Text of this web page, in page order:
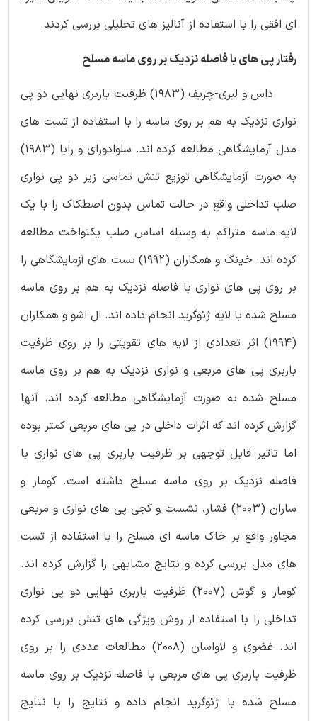
ای افقی را با استفاده از آنالیز های تحلیلی بررسی کردند.
رفتار پی های با فاصله نزدیک بر روی ماسه مسلح
داس و لبری-چریف (1983) ظرفیت باربری نهایی دو پی
نواری نزدیک به هم بر روی ماسه را با استفاده از تست های
مدل آزمایشگاهی مطالعه کرده اند. سلوادورای و رابا (1983)
به صورت آزمایشگاهی توزیع تنش تماسی زیر دو پی نواری
صلب تداخلی واقع در حالت تماس بدون اصطکاک را با یک
لایه ماسه متراکم به وسیله اساس صلب یکنواخت مطالعه
کرده اند. خینگ و همکاران (1992) تست های آزمایشگاهی را
بر روی پی های نواری با فاصله نزدیک به هم بر روی ماسه
مسلح شده با لایه ژئوگرید انجام داده اند. ال اشو و همکاران
(1994) اثر تعدادی از لایه های تقویتی را بر روی ظرفیت
باربری پی های مربعی و نواری نزدیک به هم بر روی ماسه
مسلح شده به صورت آزمایشگاهی مطالعه کرده اند. آنها
گزارش کرده اند که اثرات داخلی در پی های مربعی کمتر بوده
اما تاثیر قابل توجهی بر ظرفیت باربری پی های نواری با
فاصله نزدیک بر روی ماسه مسلح داشته است. کومار و
ساران (2003) فشار، نشست و کجی پی های نواری و مربعی
مجاور واقع بر خاک ماسه ای مسلح را با استفاده از تست
های مدل بررسی کرده و نتایج مشابهی را گزارش کرده اند.
کومار و گوش (2007) ظرفیت باربری نهایی دو پی نواری
تداخلی را با استفاده از روش ویژگی های تنش بررسی کرده
اند. غضوی و لاواسان (2008) مطالعات عددی را بر روی
ظرفیت باربری پی های مربعی با فاصله نزدیک بر روی ماسه
مسلح شده با ژئوگرید انجام داده و نتایج را با نتایج